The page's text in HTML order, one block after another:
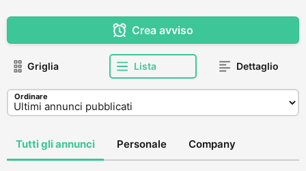
Crea avviso
Griglia Lista Dettaglio
Ordinare
Tutti gli annunci Personale Company